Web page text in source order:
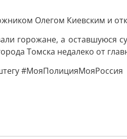
Олегом Киевским и
горожане, а оставшуюся
Томска недалеко от
#МояПолицияМояРоссия